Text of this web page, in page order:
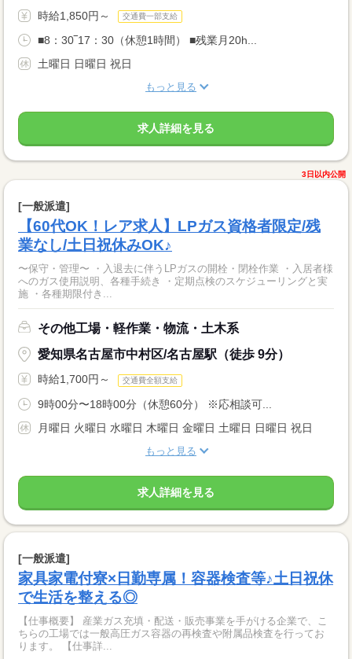
時給1,850円～ 交通費一部支給
■8：30‾17：30（休憩1時間） ■残業月20h...
土曜日 日曜日 祝日
もっと見る
求人詳細を見る
3日以内公開
[一般派遣]
【60代OK！レア求人】LPガス資格者限定/残
業なし/土日祝休みOK♪
〜保守・管理〜 ・入退去に伴うLPガスの開栓・閉栓作業 ・入居者様
へのガス使用説明、各種手続き ・定期点検のスケジューリングと実
施 ・各種期限付き...
その他工場・軽作業・物流・土木系
愛知県名古屋市中村区/名古屋駅（徒歩 9分）
時給1,700円～ 交通費全額支給
9時00分〜18時00分（休憩60分） ※応相談可...
月曜日 火曜日 水曜日 木曜日 金曜日 土曜日 日曜日 祝日
もっと見る
求人詳細を見る
[一般派遣]
家具家電付寮×日勤専属！容器検査等♪土日祝休
で生活を整える◎
【仕事概要】 産業ガス充填・配送・販売事業を手がける企業で、こ
ちらの工場では一般高圧ガス容器の再検査や附属品検査を行ってお
ります。 【仕事詳...